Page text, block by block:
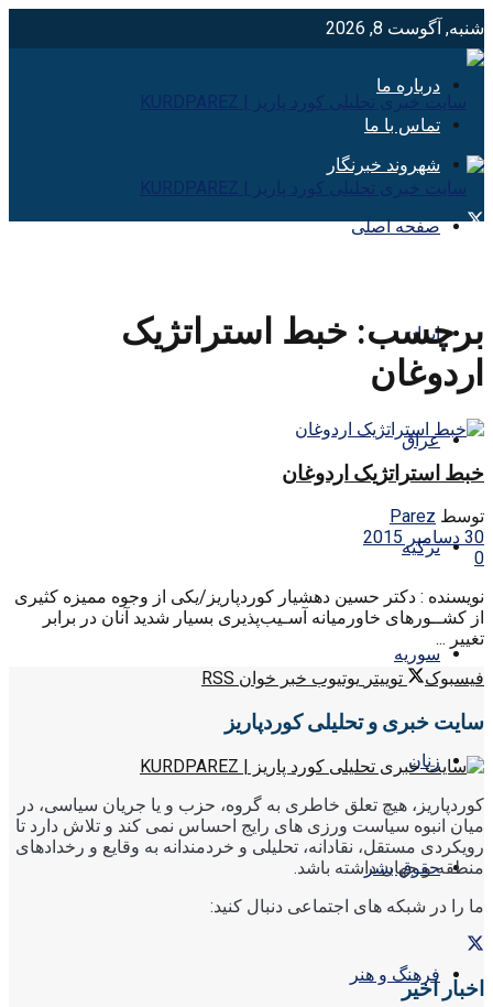
شنبه, آگوست 8, 2026
درباره ما
تماس با ما
شهروند خبرنگار
صفحه اصلی
ایران
عراق
ترکیه
سوریه
زنان
حقوق بشر
فرهنگ و هنر
برچسب: خبط استراتژيک
اردوغان
خبط استراتژیک اردوغان
توسط Parez
30 دسامبر 2015
0
نویسنده : دکتر حسین دهشیار کوردپاریز/یکی از وجوه ممیزه کثیری
از کشــورهای خاورمیانه آسـیب‌پذیری بسیار شدید آنان در برابر
تغییر ...
فیسبوک
توییتر یوتیوب خبر خوان RSS
سایت خبری و تحلیلی کوردپاریز
کوردپاریز، هیچ تعلق خاطری به گروه، حزب و یا جریان سیاسی، در
میان انبوه سیاست ورزی های رایج احساس نمی کند و تلاش دارد تا
رویکردی مستقل، نقادانه، تحلیلی و خردمندانه به وقایع و رخدادهای
منطقه و جهان داشته باشد.
ما را در شبکه های اجتماعی دنبال کنید:
اخبار اخیر